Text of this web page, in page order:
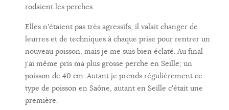
rodaient les perches.
Elles n'étaient pas très agressifs, il valait changer de
leurres et de techniques à chaque prise pour rentrer un
nouveau poisson, mais je me suis bien éclaté. Au final
j'ai même pris ma plus grosse perche en Seille; un
poisson de 40 cm. Autant je prends régulièrement ce
type de poisson en Saône, autant en Seille c'était une
première.